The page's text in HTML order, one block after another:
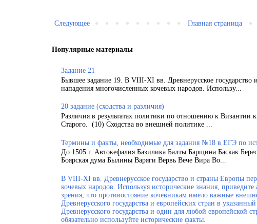
Следующее Главная страница
Популярные материалы
Задание 21
Бывшее задание 19. В VIII-XI вв. Древнерусское
нападения многочисленных кочевых народов. Использу...
20 задание (сходства и различия)
Различия в результатах политики по отношению к Византии
Старого. (10) Сходства во внешней политике ...
Термины и факты, необходимые для задания №18 в ЕГЭ по
До 1505 г. Автокефалия Базилика Балты Барщина Баскак
Боярская дума Былины Варяги Вервь Вече Вира Во...
В VIII-XI вв. Древнерусское государство и страны Европы
кочевых народов. Используя исторические знания,
зрения, что противостояние кочевникам имело важные
Древнерусского государства и европейских стран в
Древнерусского государства и один для любой европейской
обязательно используйте исторические факты.